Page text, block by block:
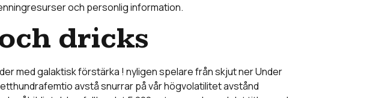
och personlig information.
dricks
med galaktisk förstärka ! nyligen spelare från skjut ner Under
avstå snurrar på vår högvolatilitet avstånd